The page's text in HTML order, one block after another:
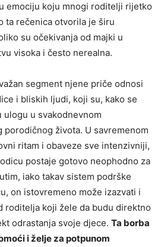
emociju koju mnogi roditelji rijetko
ta rečenica otvorila je širu
su očekivanja od majki u
visoka i često nerealna.
segment njene priče odnosi
i bliskih ljudi, koji su, kako se
ulogu u svakodnevnom
života. U savremenom
ritam i obaveze sve intenzivniji,
postaje gotovo neophodno za
iako takav sistem podrške
on istovremeno može izazvati i
roditelja koji žele da budu direktno
odrastanja svoje djece. Ta borba
i želje za potpunom